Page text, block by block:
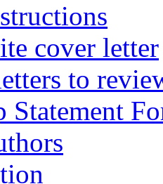
cover letter
to
Statement